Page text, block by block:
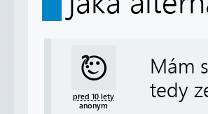
před 10 lety
anonym
Mám
tedy